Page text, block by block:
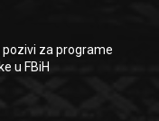
pozivi za programe
u FBiH